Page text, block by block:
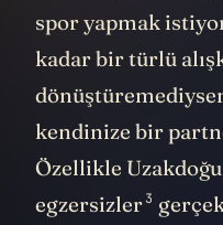
spor yapmak
kadar bir türlü
kendinize bir
Özellikle
egzersizler3